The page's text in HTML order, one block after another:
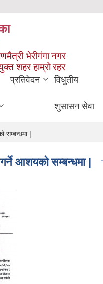
भेरीगंगा नगर
शहर हाम्रो रहर
प्रतिवेदन विधुतीय
शुसासन सेवा
सम्बन्धमा |
आशयको सम्बन्धमा |